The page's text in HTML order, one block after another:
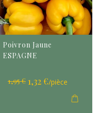
Poivron Jaune
ESPAGNE
1,95 € Prix
Spécial
1,32 €/pièce